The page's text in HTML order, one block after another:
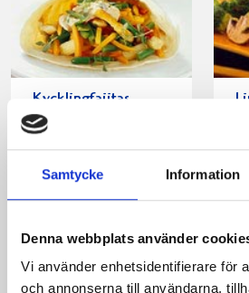
Samtycke Information
Denna webbplats använder
Vi använder enhetsidentifierare för
och annonserna till användarna,
Kycklingfajitas
mexican-chili